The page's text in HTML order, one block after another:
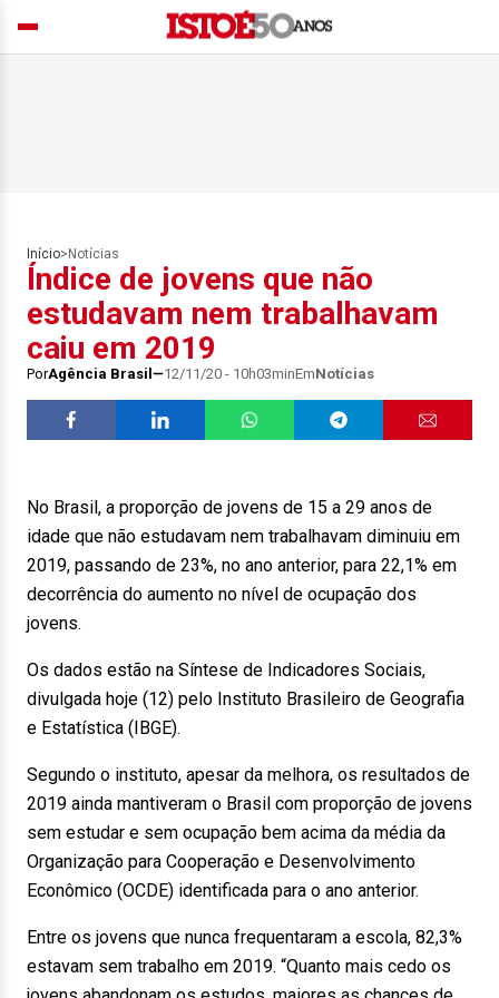
Início> Notícias
Índice de jovens que não
estudavam nem trabalhavam
caiu em 2019
PorAgência Brasil 12/11/20 - 10h03minEmNotícias
No Brasil, a proporção de jovens de 15 a 29 anos de
idade que não estudavam nem trabalhavam diminuiu em
2019, passando de 23%, no ano anterior, para 22,1% em
decorrência do aumento no nível de ocupação dos
jovens.
Os dados estão na Síntese de Indicadores Sociais,
divulgada hoje (12) pelo Instituto Brasileiro de Geografia
e Estatística (IBGE).
Segundo o instituto, apesar da melhora, os resultados de
2019 ainda mantiveram o Brasil com proporção de jovens
sem estudar e sem ocupação bem acima da média da
Organização para Cooperação e Desenvolvimento
Econômico (OCDE) identificada para o ano anterior.
Entre os jovens que nunca frequentaram a escola, 82,3%
estavam sem trabalho em 2019. “Quanto mais cedo os